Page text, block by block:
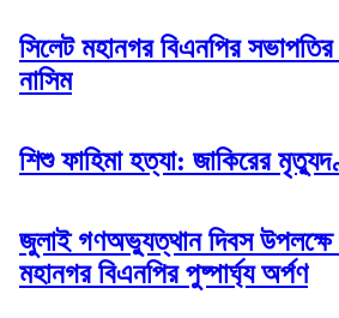
সিলেট মহানগর বিএনপির সভাপতির
নাসিম
শিশু ফাহিমা হত্যা: জাকিরের
জুলাই গণঅভ্যুত্থান দিবস উপলক্ষে
মহানগর বিএনপির পুষ্পার্ঘ্য অর্পণ